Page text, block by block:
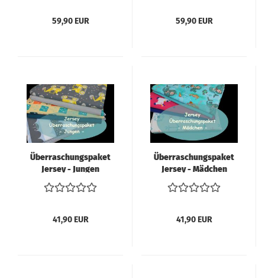
59,90 EUR 59,90 EUR
Überraschungspaket
Jersey - Jungen
Stoffhöhe = 70cm
41,90 EUR
Überraschungspaket
Jersey - Mädchen
Stoffhöhe = 70cm
41,90 EUR